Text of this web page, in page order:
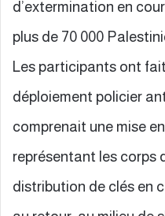
d’extermination en
plus de 70 000
Les participants ont
déploiement policier
comprenait une mise
représentant les corps
distribution de clés en